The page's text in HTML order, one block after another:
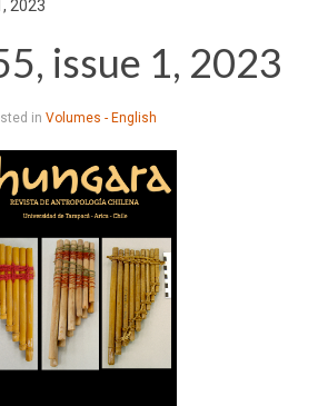
2023
issue 1, 2023
in Volumes - English